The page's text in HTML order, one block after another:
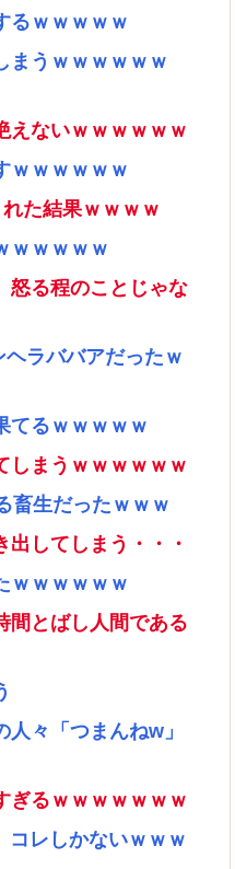
るｗｗｗｗｗ
まうｗｗｗｗｗｗ
えないｗｗｗｗｗｗ
ｗｗｗｗｗｗ
た結果ｗｗｗｗ
ｗｗｗｗｗ
怒る程のことじゃな
ラババアだったｗ
てるｗｗｗｗｗ
しまうｗｗｗｗｗｗ
畜生だったｗｗｗ
出してしまう・・・
ｗｗｗｗｗｗ
間とばし人間である
々「つまんねw」
ぎるｗｗｗｗｗｗｗ
コレしかないｗｗｗ